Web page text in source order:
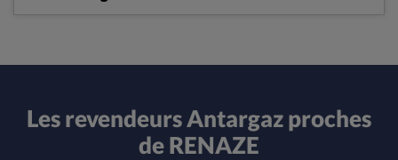
Les revendeurs Antargaz proches
de RENAZE